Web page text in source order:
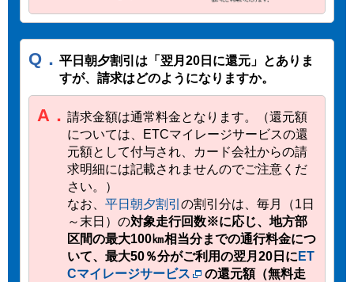
Q． 平日朝夕割引は「翌月20日に還元」とありま
すが、請求はどのようになりますか。
A． 請求金額は通常料金となります。（還元額
については、ETCマイレージサービスの還
元額として付与され、カード会社からの請
求明細には記載されませんのでご注意くだ
さい。）
なお、 平日朝夕割引 の割引分は、毎月（1日
～末日）の対象走行回数※に応じ、地方部
区間の最大100㎞相当分までの通行料金につ
いて、最大50％分がご利用の翌月20日に ET
Cマイレージサービス
の還元額（無料走